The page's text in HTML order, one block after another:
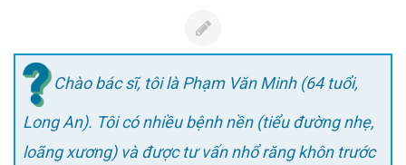
Chào bác sĩ, tôi là Phạm Văn Minh (64 tuổi,
Long An). Tôi có nhiều bệnh nền (tiểu đường nhẹ,
loãng xương) và được tư vấn nhổ răng khôn trước